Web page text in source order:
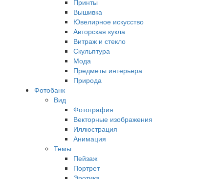
Принты
Вышивка
Ювелирное искусство
Авторская кукла
Витраж и стекло
Скульптура
Мода
Предметы интерьера
Природа
Фотобанк
Вид
Фотография
Векторные изображения
Иллюстрация
Анимация
Темы
Пейзаж
Портрет